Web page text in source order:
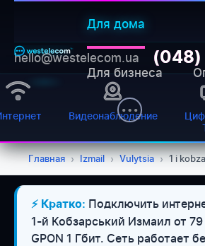
Для дома
Для бизнеса
hello@westelecom.ua (048)
Видеонаблюдение
Главная › Izmail › Vulytsia › 1 i
⚡ Кратко: Подключить
1-й Кобзарський Измаил от
GPON 1 Гбит. Сеть работает
WESTELECOM
Онлайн-підтримка